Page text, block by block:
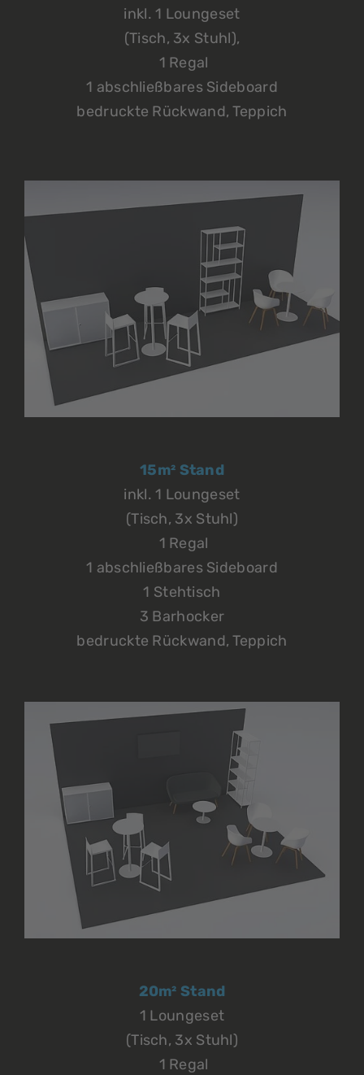
inkl. 1 Loungeset
(Tisch, 3x Stuhl),
1 Regal
1 abschließbares Sideboard
bedruckte Rückwand, Teppich
15m² Stand
inkl. 1 Loungeset
(Tisch, 3x Stuhl)
1 Regal
1 abschließbares Sideboard
1 Stehtisch
3 Barhocker
bedruckte Rückwand, Teppich
20m² Stand
1 Loungeset
(Tisch, 3x Stuhl)
1 Regal